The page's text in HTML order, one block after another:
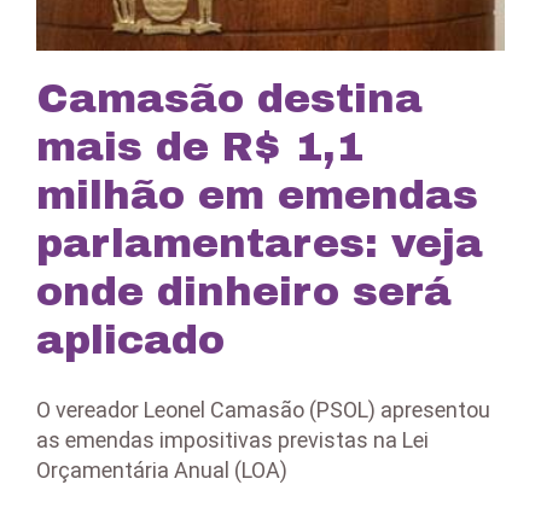
Camasão destina
mais de R$ 1,1
milhão em emendas
parlamentares: veja
onde dinheiro será
aplicado
O vereador Leonel Camasão (PSOL) apresentou
as emendas impositivas previstas na Lei
Orçamentária Anual (LOA)